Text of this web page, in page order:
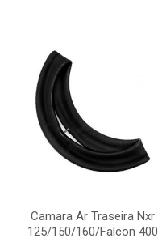
Camara Ar Traseira Nxr
125/150/160/Falcon 400